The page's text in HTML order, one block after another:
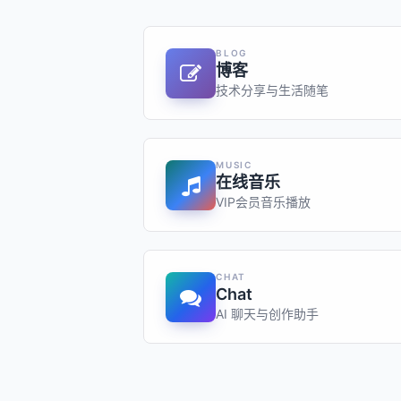
BLOG
博客
技术分享与生活随笔
MUSIC
在线音乐
VIP会员音乐播放
CHAT
Chat
AI 聊天与创作助手